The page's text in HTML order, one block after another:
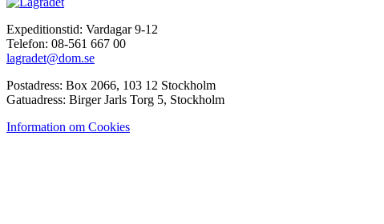
Expeditionstid: Vardagar 9-12
Telefon: 08-561 667 00
lagradet@dom.se
Postadress: Box 2066, 103 12 Stockholm
Gatuadress: Birger Jarls Torg 5, Stockholm
Information om Cookies